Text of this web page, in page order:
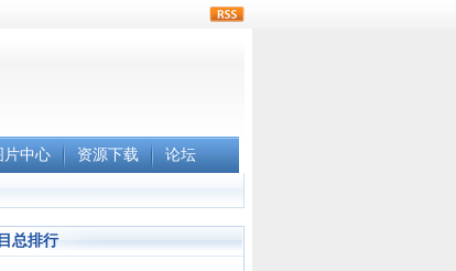
片中心 资源下载 论坛
总排行